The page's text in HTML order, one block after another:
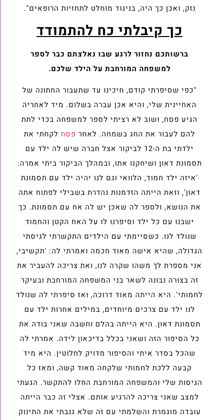
נזק, ואכן כך היה, בניגוד מוחלט לתחזיות הרופאים".
כך קיבלתי כח להתמודד
ברשותכם נחזור לרגע שבו נאלצתם כבר לספר
למשפחה המורחבת על הילד שלכם.
"כפי שסיפרתי קודם, חיכינו עד שתעבור החתונה של
האחיינית שלי, והיא אכן עברה בשלום. מיד לאחריה
הגיע פסח, ושוב לא רציתי לספר למשפחה בכדי לתת
להם לעבור את החג בשמחה. לאחר פסח לקחתי את
ילדתי בת ה-12 לביקור אצל חברה שיש לה ילד עם
תסמונת דאון ושיחקנו אתו, ובמהלך הביקור ביתי אמרה:
'איזה ילד חמוד, הלוואי וגם לנו יהיה ילד עם תסמונת
דאון', וזאת הייתה הזדמנות נהדרת בשבילי לפתוח אתה
את הנושא, ולספר לה שאכן יש לה אח עם תסמונת. כך
ישבנו עם כל ילד וסיפרנו לו על האח הקטן והחמוד
שנולד לנו. כשסיימתי עם הילדים התקשרתי לגיסתי
הגדולה, שהיא אישה מאוד חכמה ואמרתי לה: 'תקשיבי,
אני מספרת לך משהו שקרה לנו, ואת צריכה להעביר את
זה בצורה נבונה לשאר בני המשפחה המורחבת ובעיקר
לחמותי'. היא הייתה מאוד דרוכה, ואז סיפרתי לה שנולד
לנו ילד עם צרכים מיוחדים, במילים אחרות ילד עם
תסמונת דאון. היא הייתה בהלם וחשבה שאני בודה את
כל הסיפור הזה ושאני בכלל בדיכאון לידה. אמרתי לה
שהכל בסדר איתי והסיפור מדויק לחלוטין. היא מיד
קבעה ללכת לחמותי שלקחה מאוד קשה, ומאז כל
הגיסות שלי והמשפחה המורחבת החלו להתקשר. הגעתי
למצב שאני צריכה להרגיע אותם. אצלי זה כבר הייתה
עובדה מוגמרת והשלמתי עם זה שלא גנבתי את התינוק